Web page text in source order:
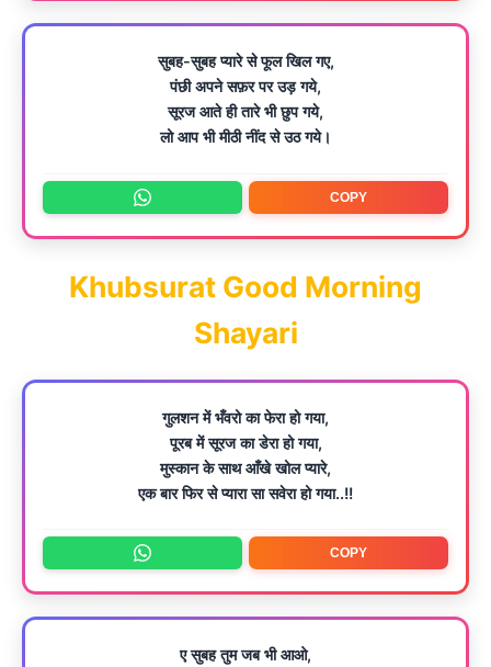
सुबह-सुबह प्यारे से फूल खिल गए,
पंछी अपने सफ़र पर उड़ गये,
सूरज आते ही तारे भी छुप गये,
लो आप भी मीठी नींद से उठ गये।
COPY
Khubsurat Good Morning
Shayari
गुलशन में भँवरो का फेरा हो गया,
पूरब में सूरज का डेरा हो गया,
मुस्कान के साथ आँखे खोल प्यारे,
एक बार फिर से प्यारा सा सवेरा हो गया..!!
COPY
ए सुबह तुम जब भी आओ,